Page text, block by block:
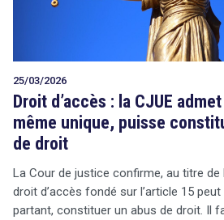
25/03/2026
Droit d’accès : la CJUE
même unique, puisse
de droit
La Cour de justice confirme, au titre de
droit d’accès fondé sur l’article 15
partant, constituer un abus de droit. Il